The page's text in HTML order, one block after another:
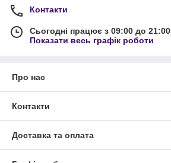
Контакти
Сьогодні працює з 09:00 до 21:00
Показати весь графік роботи
Про нас
Контакти
Доставка та оплата